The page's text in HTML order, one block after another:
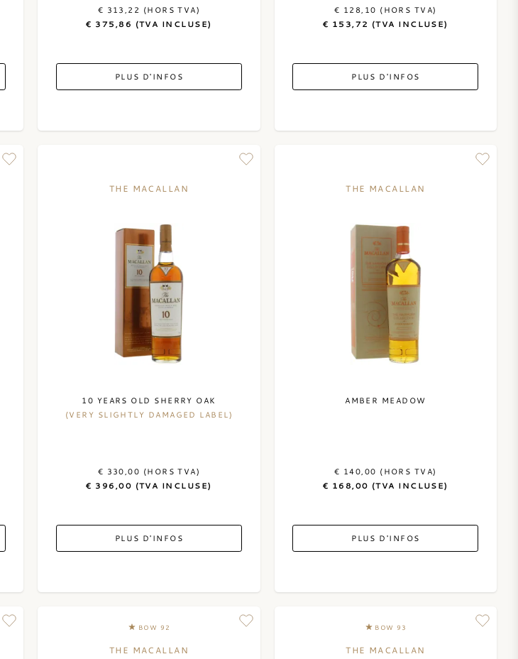
€ 313,22 (HORS TVA)
€ 375,86 (TVA INCLUSE)
PLUS D'INFOS
€ 128,10 (HORS TVA)
€ 153,72 (TVA INCLUSE)
PLUS D'INFOS
THE MACALLAN
10 YEARS OLD SHERRY OAK
(VERY SLIGHTLY DAMAGED LABEL)
€ 330,00 (HORS TVA)
€ 396,00 (TVA INCLUSE)
PLUS D'INFOS
THE MACALLAN
AMBER MEADOW
€ 140,00 (HORS TVA)
€ 168,00 (TVA INCLUSE)
PLUS D'INFOS
BOW 92
THE MACALLAN
BOW 93
THE MACALLAN